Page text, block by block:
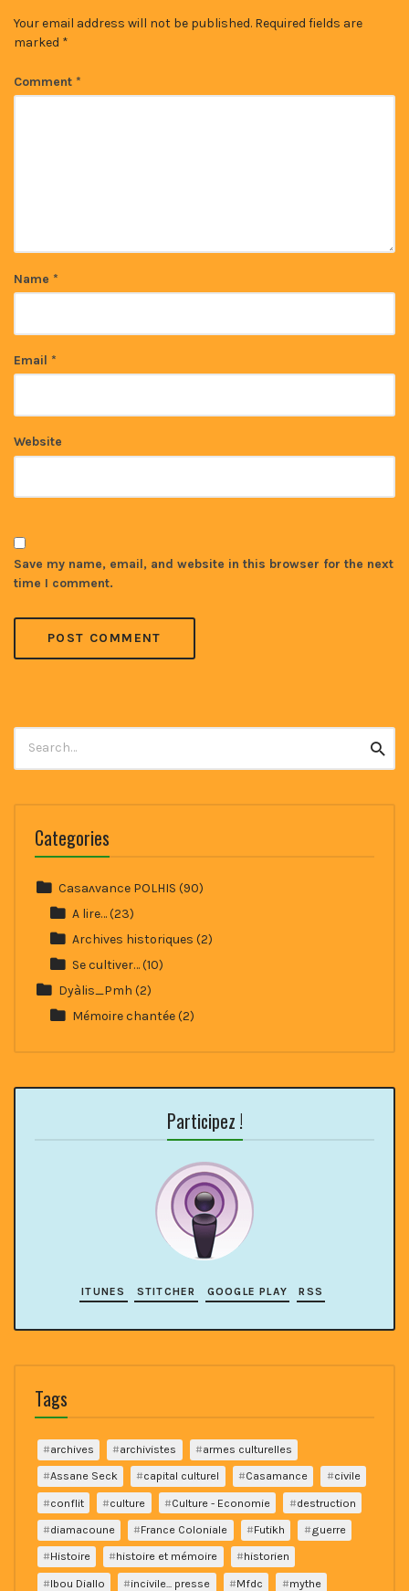
Your email address will not be published. Required fields are
marked *
Comment *
Name *
Email *
Website
Save my name, email, and website in this browser for the next
time I comment.
for:
Categories
Casaʌvance POLHIS (90)
A lire…(23)
Archives historiques (2)
Se cultiver…(10)
Dyàlis_Pmh (2)
Mémoire chantée(2)
Participez !
ITUNES STITCHER GOOGLE PLAY RSS
Tags
archives archivistes
armes culturelles
Assane Seck
capital culturel Casamance
civile
conflit
culture Culture - Economie
destruction
diamacoune
France Coloniale Futikh
guerre
Histoire
histoire et mémoire
historien
Ibou Diallo
incivile... presse Mfdc
mythe